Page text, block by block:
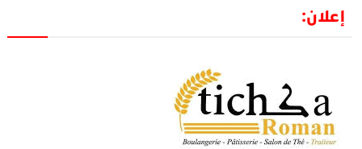
إعلان: